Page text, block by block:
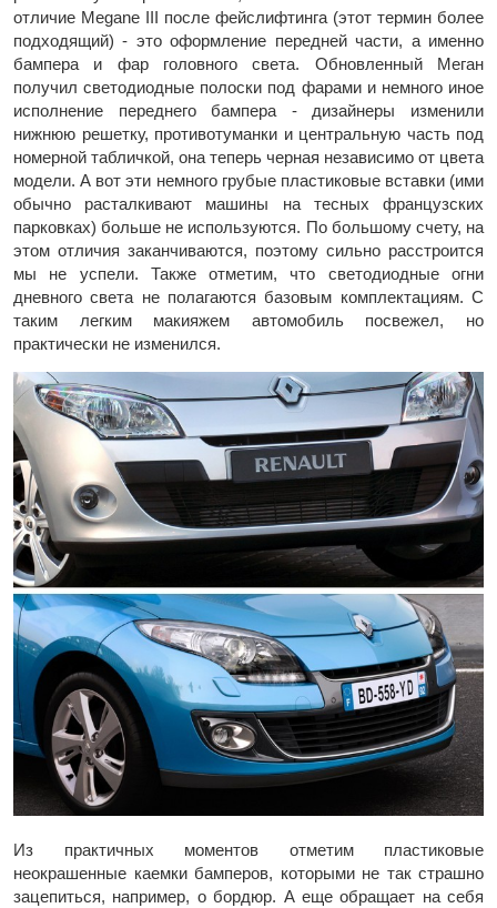
отличие Megane III после фейслифтинга (этот термин более
подходящий) - это оформление передней части, а именно
бампера и фар головного света. Обновленный Меган
получил светодиодные полоски под фарами и немного иное
исполнение переднего бампера - дизайнеры изменили
нижнюю решетку, противотуманки и центральную часть под
номерной табличкой, она теперь черная независимо от цвета
модели. А вот эти немного грубые пластиковые вставки (ими
обычно расталкивают машины на тесных французских
парковках) больше не используются. По большому счету, на
этом отличия заканчиваются, поэтому сильно расстроится
мы не успели. Также отметим, что светодиодные огни
дневного света не полагаются базовым комплектациям. С
таким легким макияжем автомобиль посвежел, но
практически не изменился.
Из практичных моментов отметим пластиковые
неокрашенные каемки бамперов, которыми не так страшно
зацепиться, например, о бордюр. А еще обращает на себя